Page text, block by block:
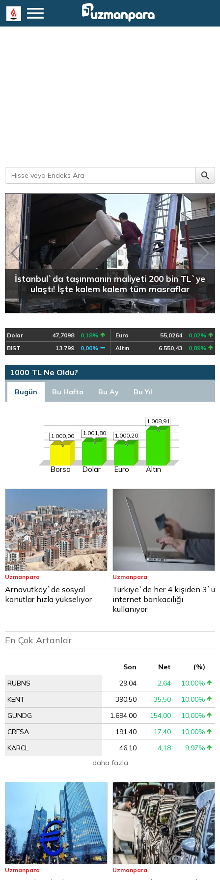
İstanbul`da taşınmanın maliyeti 200 bin TL`ye
ulaştı! İşte kalem kalem tüm masraflar
Dolar 47,7098 0,18% Euro 55,0264
0,02%
BIST
13.799 0,00% Altın 6.550,43 0,89%
1000 TL Ne Oldu?
Bugün Bu Hafta Bu Ay Bu Yıl
1.000,00
Borsa
1.001,80
Dolar
1.000,20
Euro
1.008,91
Altın
Uzmanpara
Arnavutköy`de sosyal
konutlar hızla yükseliyor
Uzmanpara
Türkiye`de her 4 kişiden 3`ü
internet bankacılığı
kullanıyor
En Çok Artanlar
Son Net
(%)
RUBNS
29,04 2,64
10,00%
KENT
390,50 35,50
10,00%
GUNDG
1.694,00 154,00
10,00%
CRFSA
191,40 17,40
10,00%
KARCL
46,10 4,18
9,97%
daha fazla
Uzmanpara Uzmanpara